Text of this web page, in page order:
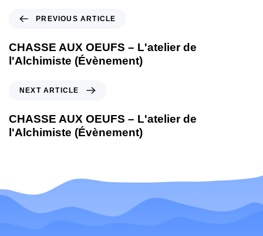
PREVIOUS ARTICLE
CHASSE AUX OEUFS – L'atelier de
l'Alchimiste (Évènement)
NEXT ARTICLE
CHASSE AUX OEUFS – L'atelier de
l'Alchimiste (Évènement)